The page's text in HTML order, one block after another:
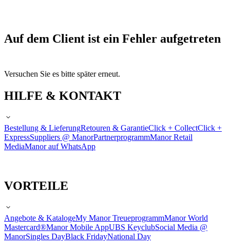
Auf dem Client ist ein Fehler aufgetreten
Versuchen Sie es bitte später erneut.
HILFE & KONTAKT
Bestellung & LieferungRetouren & GarantieClick + CollectClick +
ExpressSuppliers @ ManorPartnerprogrammManor Retail
MediaManor auf WhatsApp
VORTEILE
Angebote & KatalogeMy Manor TreueprogrammManor World
Mastercard®Manor Mobile AppUBS KeyclubSocial Media @
ManorSingles DayBlack FridayNational Day